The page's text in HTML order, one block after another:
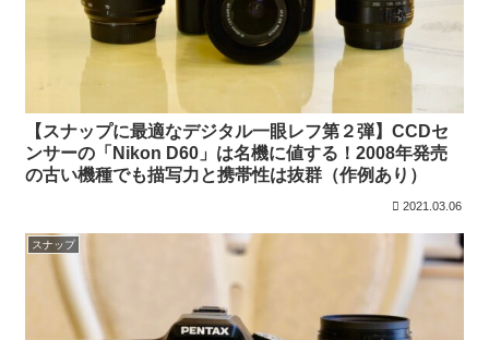
【スナップに最適なデジタル一眼レフ第２弾】CCDセ
ンサーの「Nikon D60」は名機に値する！2008年発売
の古い機種でも描写力と携帯性は抜群（作例あり）
2021.03.06
スナップ